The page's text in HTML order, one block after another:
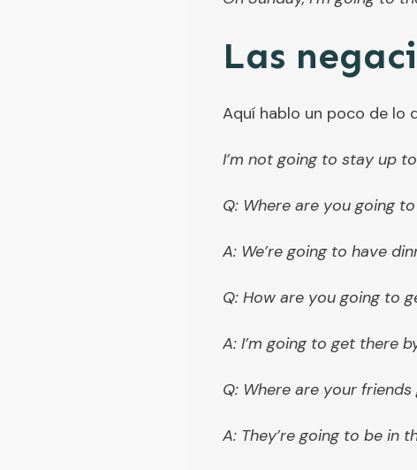
Las
Aquí hablo un poco de lo
I’m not going to stay up
Q: Where are you going
A: We’re going to have
Q: How are you going to
A: I’m going to get there
Q: Where are your
A: They’re going to be in